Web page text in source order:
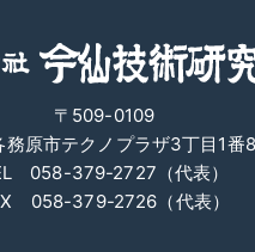
〒509-0109
務原市テクノプラザ3丁目1番
058-379-2727（代表）
058-379-2726（代表）